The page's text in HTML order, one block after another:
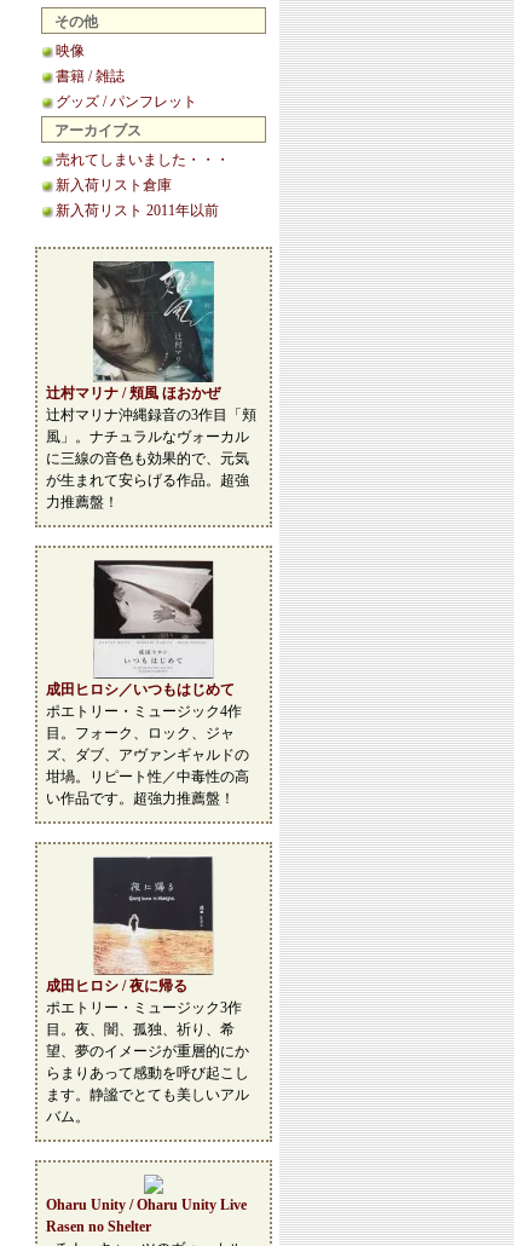
その他
映像
書籍 / 雑誌
グッズ / パンフレット
アーカイブス
売れてしまいました・・・
新入荷リスト倉庫
新入荷リスト 2011年以前
辻村マリナ / 頬風 ほおかぜ
辻村マリナ沖縄録音の3作目「頬
風」。ナチュラルなヴォーカル
に三線の音色も効果的で、元気
が生まれて安らげる作品。超強
力推薦盤！
成田ヒロシ／いつもはじめて
ポエトリー・ミュージック4作
目。フォーク、ロック、ジャ
ズ、ダブ、アヴァンギャルドの
坩堝。リピート性／中毒性の高
い作品です。超強力推薦盤！
成田ヒロシ / 夜に帰る
ポエトリー・ミュージック3作
目。夜、闇、孤独、祈り、希
望、夢のイメージが重層的にか
らまりあって感動を呼び起こし
ます。静謐でとても美しいアル
バム。
Oharu Unity / Oharu Unity Live
Rasen no Shelter